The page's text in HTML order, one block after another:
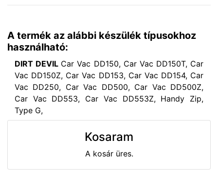
A termék az alábbi készülék típusokhoz
használható:
DIRT DEVIL Car Vac DD150, Car Vac DD150T, Car
Vac DD150Z, Car Vac DD153, Car Vac DD154, Car
Vac DD250, Car Vac DD500, Car Vac DD500Z,
Car Vac DD553, Car Vac DD553Z, Handy Zip,
Type G,
Kosaram
A kosár üres.